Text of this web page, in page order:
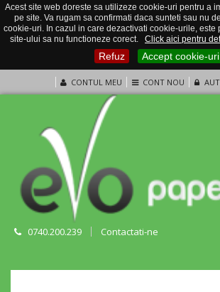
Acest site web doreste sa utilizeze cookie-uri pentru a
pe site. Va rugam sa confirmati daca sunteti sau nu
cookie-uri. In cazul in care dezactivati cookie-urile, este
site-ului sa nu functioneze corect.
Click aici pentru
Refuz Accept cookie-uri
CONTUL MEU CONT NOU
0740.200.239 Contactati-ne